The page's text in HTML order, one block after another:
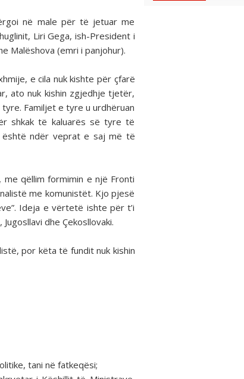
në male për të jetuar me
Liri Gega, ish-President i
Malëshova (emri i panjohur).
e cila nuk kishte për çfarë
ato nuk kishin zgjedhje tjetër,
Familjet e tyre u urdhëruan
shkak të kaluarës së tyre të
ndër veprat e saj më të
qëllim formimin e një Fronti
me komunistët. Kjo pjesë
Ideja e vërtetë ishte për t’i
dhe Çekosllovaki.
por këta të fundit nuk kishin
tani në fatkeqësi;